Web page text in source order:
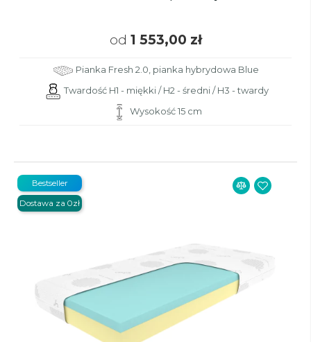
od 1 553,00 zł
Pianka Fresh 2.0, pianka hybrydowa Blue
Twardość H1 - miękki / H2 - średni / H3 - twardy
Wysokość 15 cm
Bestseller
Dostawa za 0zł